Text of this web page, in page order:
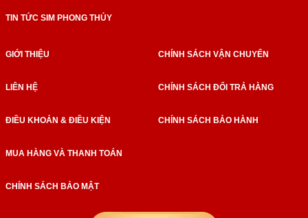
TIN TỨC SIM PHONG THỦY
GIỚI THIỆU
LIÊN HỆ
ĐIỀU KHOẢN & ĐIỀU KIỆN
MUA HÀNG VÀ THANH TOÁN
CHÍNH SÁCH BẢO MẬT
CHÍNH SÁCH VẬN CHUYỂN
CHÍNH SÁCH ĐỔI TRẢ HÀNG
CHÍNH SÁCH BẢO HÀNH